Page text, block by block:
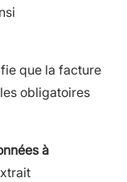
que la facture
obligatoires
à